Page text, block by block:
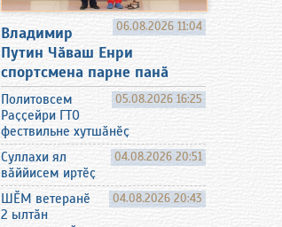
06.08.2026 11:04
Владимир
Путин Чӑваш Енри
спортсмена парне панӑ
05.08.2026 16:25
Политовсем
Раҫҫейри ГТО
фествильне хутшӑнӗҫ
04.08.2026 20:51
Суллахи ял
вӑййисем иртӗҫ
04.08.2026 20:43
ШӖМ ветеранӗ
2 ылтӑн